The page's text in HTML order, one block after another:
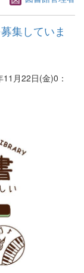
集していま
11月22日(金)0：